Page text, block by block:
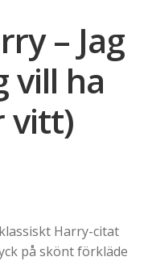
– Jag
vill ha
vitt)
Harry-citat
på skönt förkläde